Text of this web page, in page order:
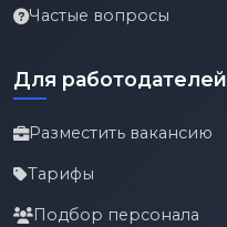
Частые вопросы
Для работодателей
Разместить вакансию
Тарифы
Подбор персонала